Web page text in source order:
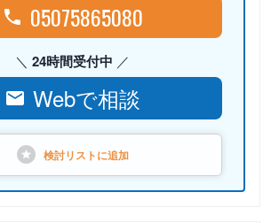
05075865080
24時間受付中
Webで相談
検討リストに追加